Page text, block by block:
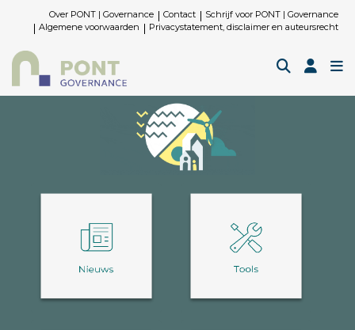
Over PONT | Governance Contact
Schrijf voor PONT | Governance
Algemene voorwaarden
Privacystatement, disclaimer en auteursrecht